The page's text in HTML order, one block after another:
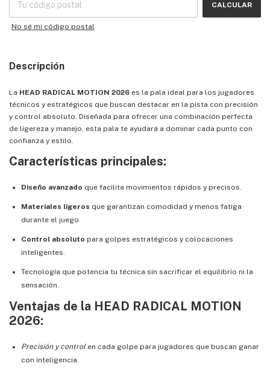
CALCULAR
No sé mi código postal
Descripción
La HEAD RADICAL MOTION 2026 es la pala ideal para los jugadores
técnicos y estratégicos que buscan destacar en la pista con precisión
y control absoluto. Diseñada para ofrecer una combinación perfecta
de ligereza y manejo, esta pala te ayudará a dominar cada punto con
confianza y estilo.
Características principales:
Diseño avanzado que facilita movimientos rápidos y precisos.
Materiales ligeros que garantizan comodidad y menos fatiga
durante el juego.
Control absoluto para golpes estratégicos y colocaciones
inteligentes.
Tecnología que potencia tu técnica sin sacrificar el equilibrio ni la
sensación.
Ventajas de la HEAD RADICAL MOTION
2026:
Precisión y controlen cada golpe para jugadores que buscan ganar
con inteligencia.